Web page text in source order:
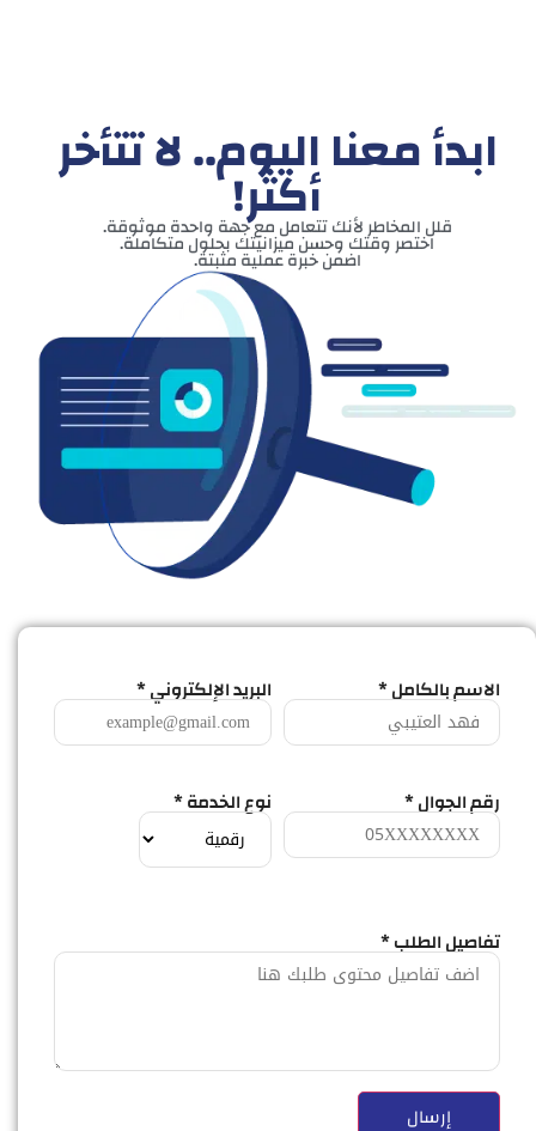
ابدأ معنا اليوم.. لا تتأخر
أكثر!
قلل المخاطر لأنك تتعامل مع جهة واحدة موثوقة.
اختصر وقتك وحسن ميزانيتك بحلول متكاملة.
اضمن خبرة عملية مثبتة.
الاسم بالكامل * البريد الإلكتروني *
رقم الجوال * نوع الخدمة *
تفاصيل الطلب *